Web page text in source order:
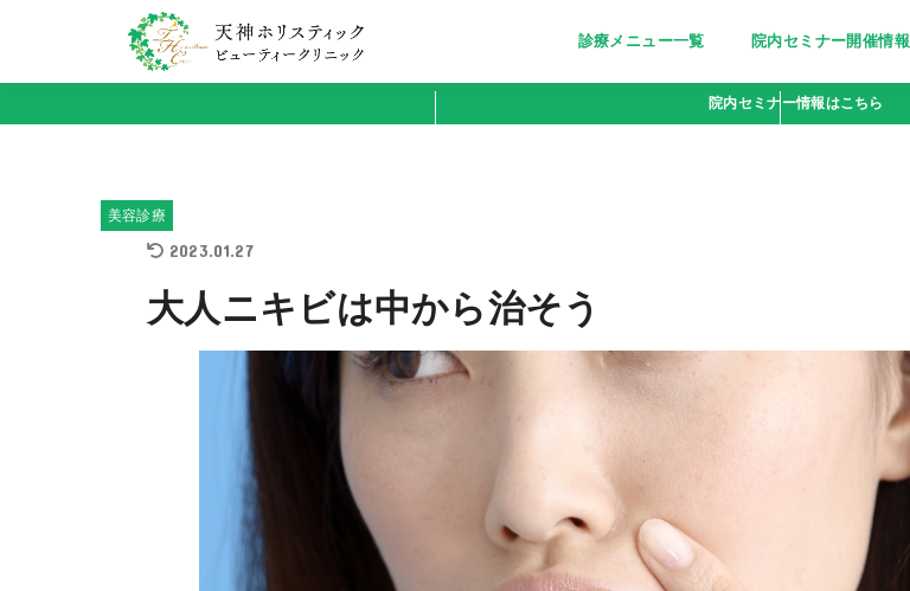
診療メニュー一覧
美しく清潔な印象に～医療脱毛～
栄養療法［分子栄養学外来］
妊活サポート
忙しい女性の美の追求に～トリニ
ピーリング〜小じわ・くすみにお
若々しい輝きをいつまでも～高濃
点滴bar [ビタミン注射・点滴］
疲れやすい体に栄養を～にんにく
院内セミナー開催情報
院内セミナー情報はこちら
美容診療
2023.01.27
大人ニキビは中から治そう